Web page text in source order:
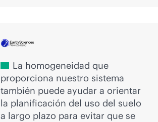
La homogeneidad que
proporciona nuestro sistema
también puede ayudar a orientar
la planificación del uso del suelo
a largo plazo para evitar que se